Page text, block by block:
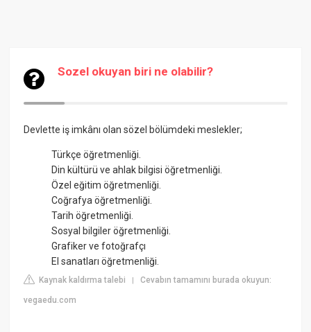
Sozel okuyan biri ne olabilir?
Devlette iş imkânı olan sözel bölümdeki meslekler;
Türkçe öğretmenliği.
Din kültürü ve ahlak bilgisi öğretmenliği.
Özel eğitim öğretmenliği.
Coğrafya öğretmenliği.
Tarih öğretmenliği.
Sosyal bilgiler öğretmenliği.
Grafiker ve fotoğrafçı
El sanatları öğretmenliği.
Kaynak kaldırma talebi |Cevabın tamamını burada okuyun:
vegaedu.com